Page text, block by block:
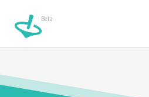
Beta
szumo-ashburn//